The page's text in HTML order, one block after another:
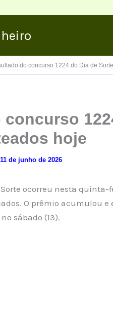
do concurso 1224 do Dia de
hoje
11 de junho de 2026
Sorte ocorreu nesta
O prêmio acumulou
sábado (13).